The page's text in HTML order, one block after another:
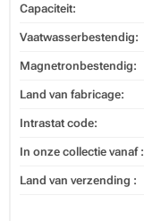
Capaciteit:
Vaatwasserbestendig:
Magnetronbestendig:
Land van fabricage:
Intrastat code:
In onze collectie vanaf :
Land van verzending :